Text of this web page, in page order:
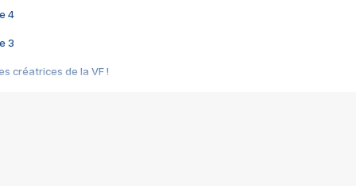
4
3
créatrices de la VF !